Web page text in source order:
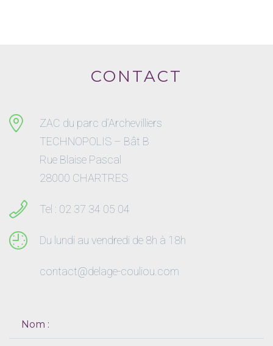
CONTACT
ZAC du parc d’Archevilliers
TECHNOPOLIS – Bât B
Rue Blaise Pascal
28000 CHARTRES
Tel : 02 37 34 05 04
Du lundi au vendredi de 8h à 18h
contact@delage-couliou.com